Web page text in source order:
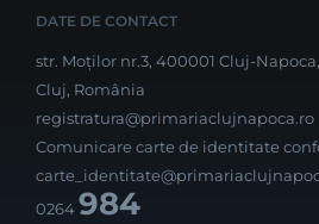
DATE DE CONTACT
str. Moților nr.3, 400001 Cluj-Napoca,
Cluj, România
registratura@primariaclujnapoca.ro
Comunicare carte de identitate
0264984